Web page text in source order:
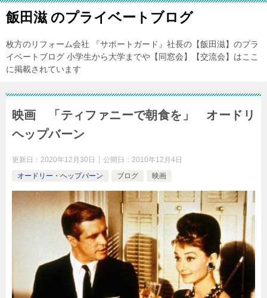
飯田滋 のプライベートブログ
枚方のリフォーム会社 『サポートガード』社長の【飯田滋】のプラ
イベートブログ 小学生から大学までや【同窓会】【交流会】はここ
に掲載されています
映画 「ティファニーで朝食を」 オードリ
ヘップバーン
更新日： 2020年12月30日 公開日： 2010年12月4日
オードリー・ヘップバーン
ブログ 映画